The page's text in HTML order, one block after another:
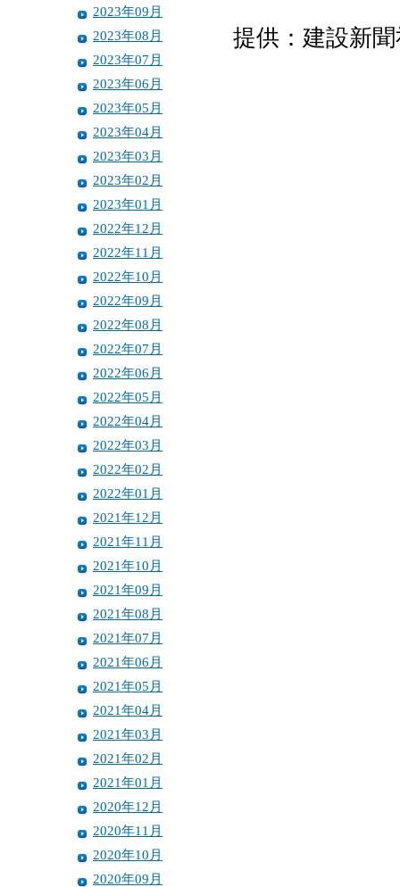
2023年09月
2023年08月
2023年07月
2023年06月
2023年05月
2023年04月
2023年03月
2023年02月
2023年01月
2022年12月
2022年11月
2022年10月
2022年09月
2022年08月
2022年07月
2022年06月
2022年05月
2022年04月
2022年03月
2022年02月
2022年01月
2021年12月
2021年11月
2021年10月
2021年09月
2021年08月
2021年07月
2021年06月
2021年05月
2021年04月
2021年03月
2021年02月
2021年01月
2020年12月
2020年11月
2020年10月
2020年09月
提供：建設新聞